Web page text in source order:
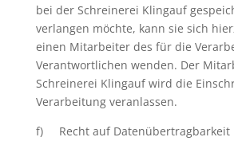
bei der Schreinerei Klingauf
verlangen möchte, kann sie sich
einen Mitarbeiter des für die
Verantwortlichen wenden. Der
Schreinerei Klingauf wird die
Verarbeitung veranlassen.
f) Recht auf Datenübertragbarkeit